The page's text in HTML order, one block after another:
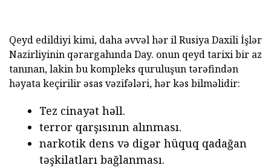
Qeyd edildiyi kimi, daha əvvəl hər il Rusiya Daxili İşlər
Nazirliyinin qərargahında Day. onun qeyd tarixi bir az
tanınan, lakin bu kompleks quruluşun tərəfindən
həyata keçirilir əsas vəzifələri, hər kəs bilməlidir:
Tez cinayət həll.
terror qarşısının alınması.
narkotik dens və digər hüquq qadağan
təşkilatları bağlanması.